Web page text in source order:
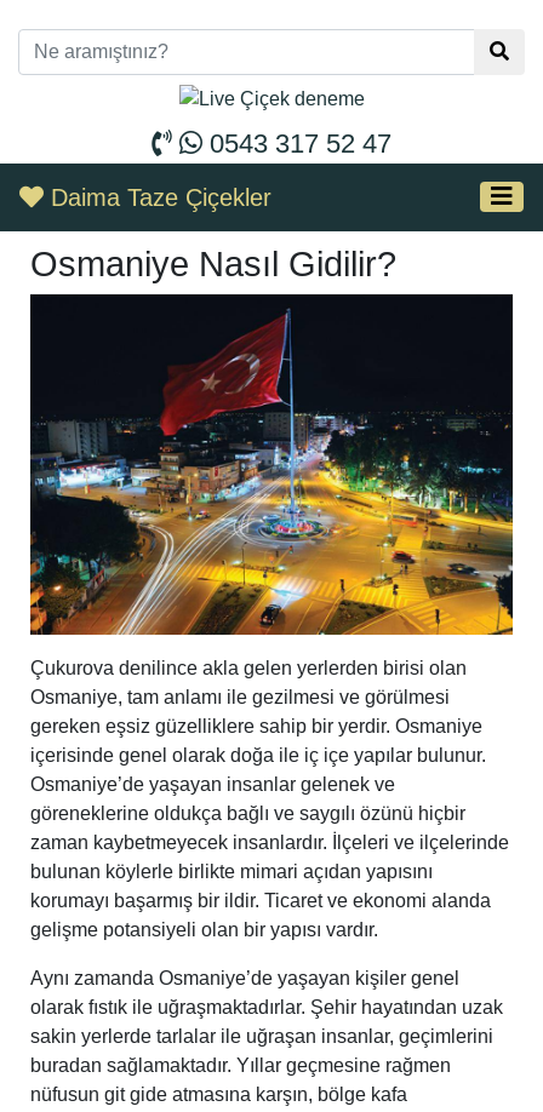
0543 317 52 47
Daima Taze Çiçekler
Osmaniye Nasıl Gidilir?
Çukurova denilince akla gelen yerlerden birisi olan
Osmaniye, tam anlamı ile gezilmesi ve görülmesi
gereken eşsiz güzelliklere sahip bir yerdir. Osmaniye
içerisinde genel olarak doğa ile iç içe yapılar bulunur.
Osmaniye’de yaşayan insanlar gelenek ve
göreneklerine oldukça bağlı ve saygılı özünü hiçbir
zaman kaybetmeyecek insanlardır. İlçeleri ve ilçelerinde
bulunan köylerle birlikte mimari açıdan yapısını
korumayı başarmış bir ildir. Ticaret ve ekonomi alanda
gelişme potansiyeli olan bir yapısı vardır.
Aynı zamanda Osmaniye’de yaşayan kişiler genel
olarak fıstık ile uğraşmaktadırlar. Şehir hayatından uzak
sakin yerlerde tarlalar ile uğraşan insanlar, geçimlerini
buradan sağlamaktadır. Yıllar geçmesine rağmen
nüfusun git gide atmasına karşın, bölge kafa